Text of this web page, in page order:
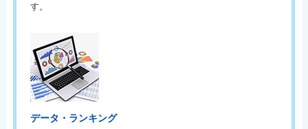
す。
データ・ランキング